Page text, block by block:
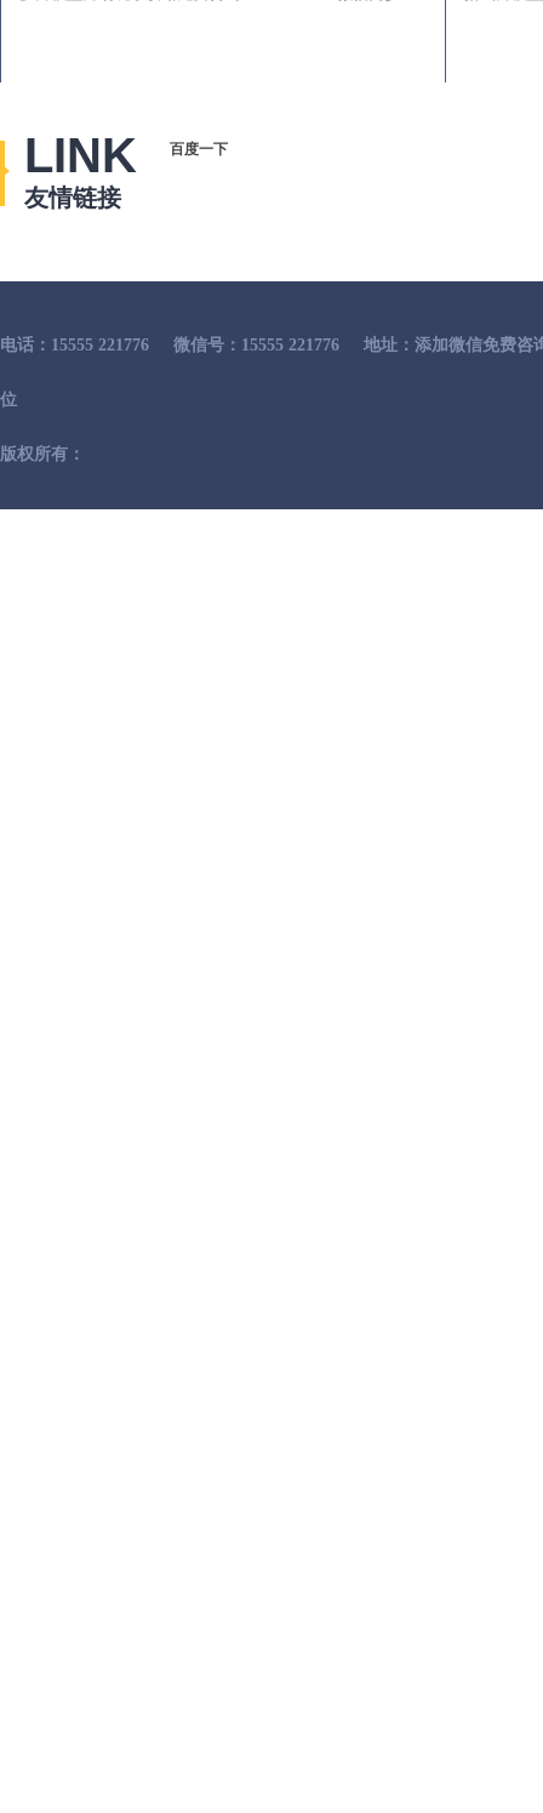
LINK
友情链接
百度一下
电话：15555 221776 微信号：15555 221776 地址：添加微信免费咨
位
版权所有：